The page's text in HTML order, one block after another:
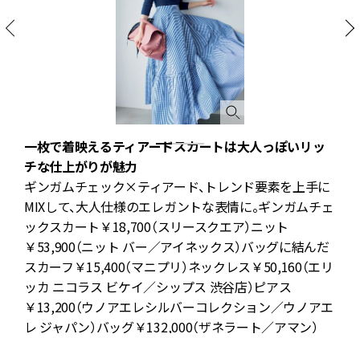
一枚で着映えるティアードスカートは大人っぽいリッ
チな仕上がりが魅力
ギンガムチェック×ティアード、トレンド要素を上手に
MIXして、大人仕様のエレガントな表情に。ギンガムチェ
ックスカート￥18,700（スリースクエア）ニット
￥53,900（ニット バー／アイネックス）バッグに結んだ
スカーフ￥15,400（マニプリ）ネックレス￥50,160（エリ
ッカ ニコラス ビケイ／シップス 渋谷店）ピアス
￥13,200（ウノアエレシルバーコレクション／ウノアエ
レ ジャパン）バッグ￥132,000（ザネラート／アマン）